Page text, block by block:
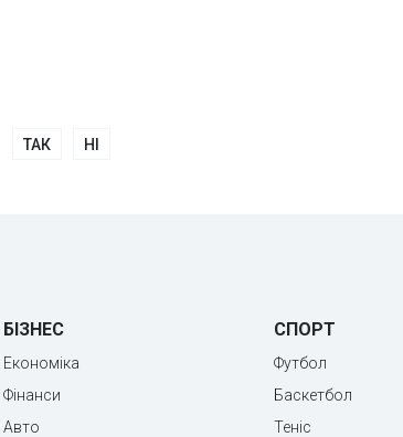
ТАК НІ
БІЗНЕС
Економіка
Фінанси
Авто
СПОРТ
Футбол
Баскетбол
Теніс